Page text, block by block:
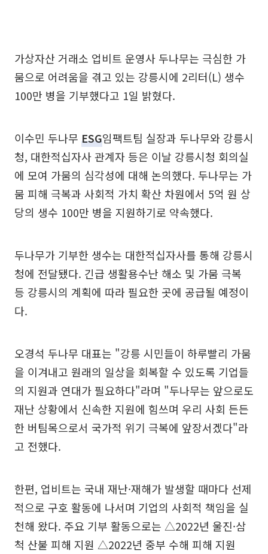
가상자산 거래소 업비트 운영사 두나무는 극심한 가
뭄으로 어려움을 겪고 있는 강릉시에 2리터(L) 생수
100만 병을 기부했다고 1일 밝혔다.
이수민 두나무 ESG임팩트팀 실장과 두나무와 강릉시
청, 대한적십자사 관계자 등은 이날 강릉시청 회의실
에 모여 가뭄의 심각성에 대해 논의했다. 두나무는 가
뭄 피해 극복과 사회적 가치 확산 차원에서 5억 원 상
당의 생수 100만 병을 지원하기로 약속했다.
두나무가 기부한 생수는 대한적십자사를 통해 강릉시
청에 전달됐다. 긴급 생활용수난 해소 및 가뭄 극복
등 강릉시의 계획에 따라 필요한 곳에 공급될 예정이
다.
오경석 두나무 대표는 "강릉 시민들이 하루빨리 가뭄
을 이겨내고 원래의 일상을 회복할 수 있도록 기업들
의 지원과 연대가 필요하다"라며 "두나무는 앞으로도
재난 상황에서 신속한 지원에 힘쓰며 우리 사회 든든
한 버팀목으로서 국가적 위기 극복에 앞장서겠다"라
고 전했다.
한편, 업비트는 국내 재난·재해가 발생할 때마다 선제
적으로 구호 활동에 나서며 기업의 사회적 책임을 실
천해 왔다. 주요 기부 활동으로는 △2022년 울진·삼
척 산불 피해 지원 △2022년 중부 수해 피해 지원